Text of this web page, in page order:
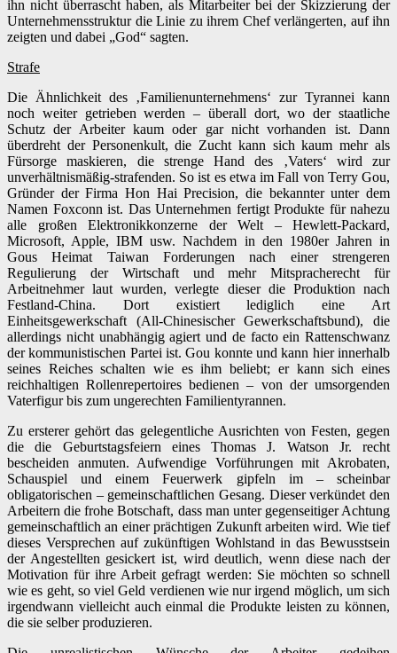
ihn nicht überrascht haben, als Mitarbeiter bei der Skizzierung der
Unternehmensstruktur die Linie zu ihrem Chef verlängerten, auf ihn
zeigten und dabei „God“ sagten.
Strafe
Die Ähnlichkeit des ‚Familienunternehmens‘ zur Tyrannei kann
noch weiter getrieben werden – überall dort, wo der staatliche
Schutz der Arbeiter kaum oder gar nicht vorhanden ist. Dann
überdreht der Personenkult, die Zucht kann sich kaum mehr als
Fürsorge maskieren, die strenge Hand des ‚Vaters‘ wird zur
unverhältnismäßig-strafenden. So ist es etwa im Fall von Terry Gou,
Gründer der Firma Hon Hai Precision, die bekannter unter dem
Namen Foxconn ist. Das Unternehmen fertigt Produkte für nahezu
alle großen Elektronikkonzerne der Welt – Hewlett-Packard,
Microsoft, Apple, IBM usw. Nachdem in den 1980er Jahren in
Gous Heimat Taiwan Forderungen nach einer strengeren
Regulierung der Wirtschaft und mehr Mitspracherecht für
Arbeitnehmer laut wurden, verlegte dieser die Produktion nach
Festland-China. Dort existiert lediglich eine Art
Einheitsgewerkschaft (All-Chinesischer Gewerkschaftsbund), die
allerdings nicht unabhängig agiert und de facto ein Rattenschwanz
der kommunistischen Partei ist. Gou konnte und kann hier innerhalb
seines Reiches schalten wie es ihm beliebt; er kann sich eines
reichhaltigen Rollenrepertoires bedienen – von der umsorgenden
Vaterfigur bis zum ungerechten Familientyrannen.
Zu ersterer gehört das gelegentliche Ausrichten von Festen, gegen
die die Geburtstagsfeiern eines Thomas J. Watson Jr. recht
bescheiden anmuten. Aufwendige Vorführungen mit Akrobaten,
Schauspiel und einem Feuerwerk gipfeln im – scheinbar
obligatorischen – gemeinschaftlichen Gesang. Dieser verkündet den
Arbeitern die frohe Botschaft, dass man unter gegenseitiger Achtung
gemeinschaftlich an einer prächtigen Zukunft arbeiten wird. Wie tief
dieses Versprechen auf zukünftigen Wohlstand in das Bewusstsein
der Angestellten gesickert ist, wird deutlich, wenn diese nach der
Motivation für ihre Arbeit gefragt werden: Sie möchten so schnell
wie es geht, so viel Geld verdienen wie nur irgend möglich, um sich
irgendwann vielleicht auch einmal die Produkte leisten zu können,
die sie selber produzieren.